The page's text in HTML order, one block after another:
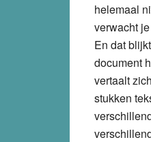
helemaal
verwacht
En dat
document
vertaalt
stukken